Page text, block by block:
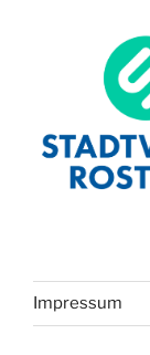
Impressum